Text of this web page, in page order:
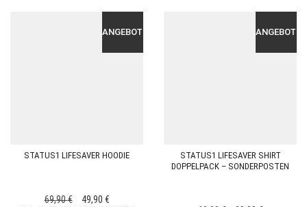
64,90 €54,90 €.
ANGEBOT!
STATUS1 LIFESAVER HOODIE
69,90€
URSPRÜNGLICHER
49,90 €AKTUELLER
ANGEBOT!
STATUS1 LIFESAVER SHIRT
DOPPELPACK – SONDERPOSTEN